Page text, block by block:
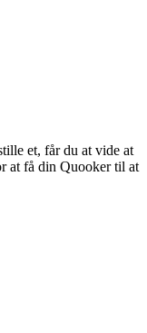
et, får du at vide at
at få din Quooker til at